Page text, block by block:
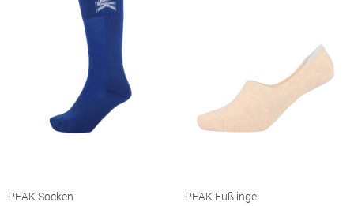
PEAK Socken PEAK Füßlinge